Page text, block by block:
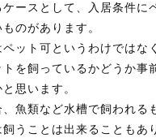
ースとして、入居条件に
のがあります。
ペット可というわけではな
を飼っているかどうか事
思います。
魚類など水槽で飼われる
うことは出来ることもあ